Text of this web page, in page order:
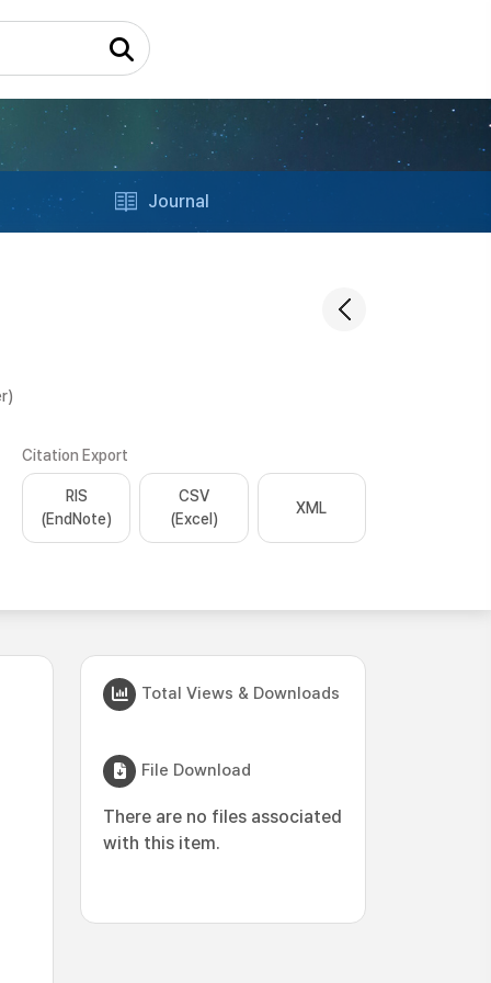
Journal
Citation Export
RIS
(EndNote)
CSV
(Excel)
XML
Total Views & Downloads
File Download
There are no files associated
with this item.